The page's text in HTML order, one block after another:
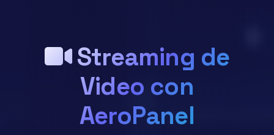
Streaming de
Video con
AeroPanel